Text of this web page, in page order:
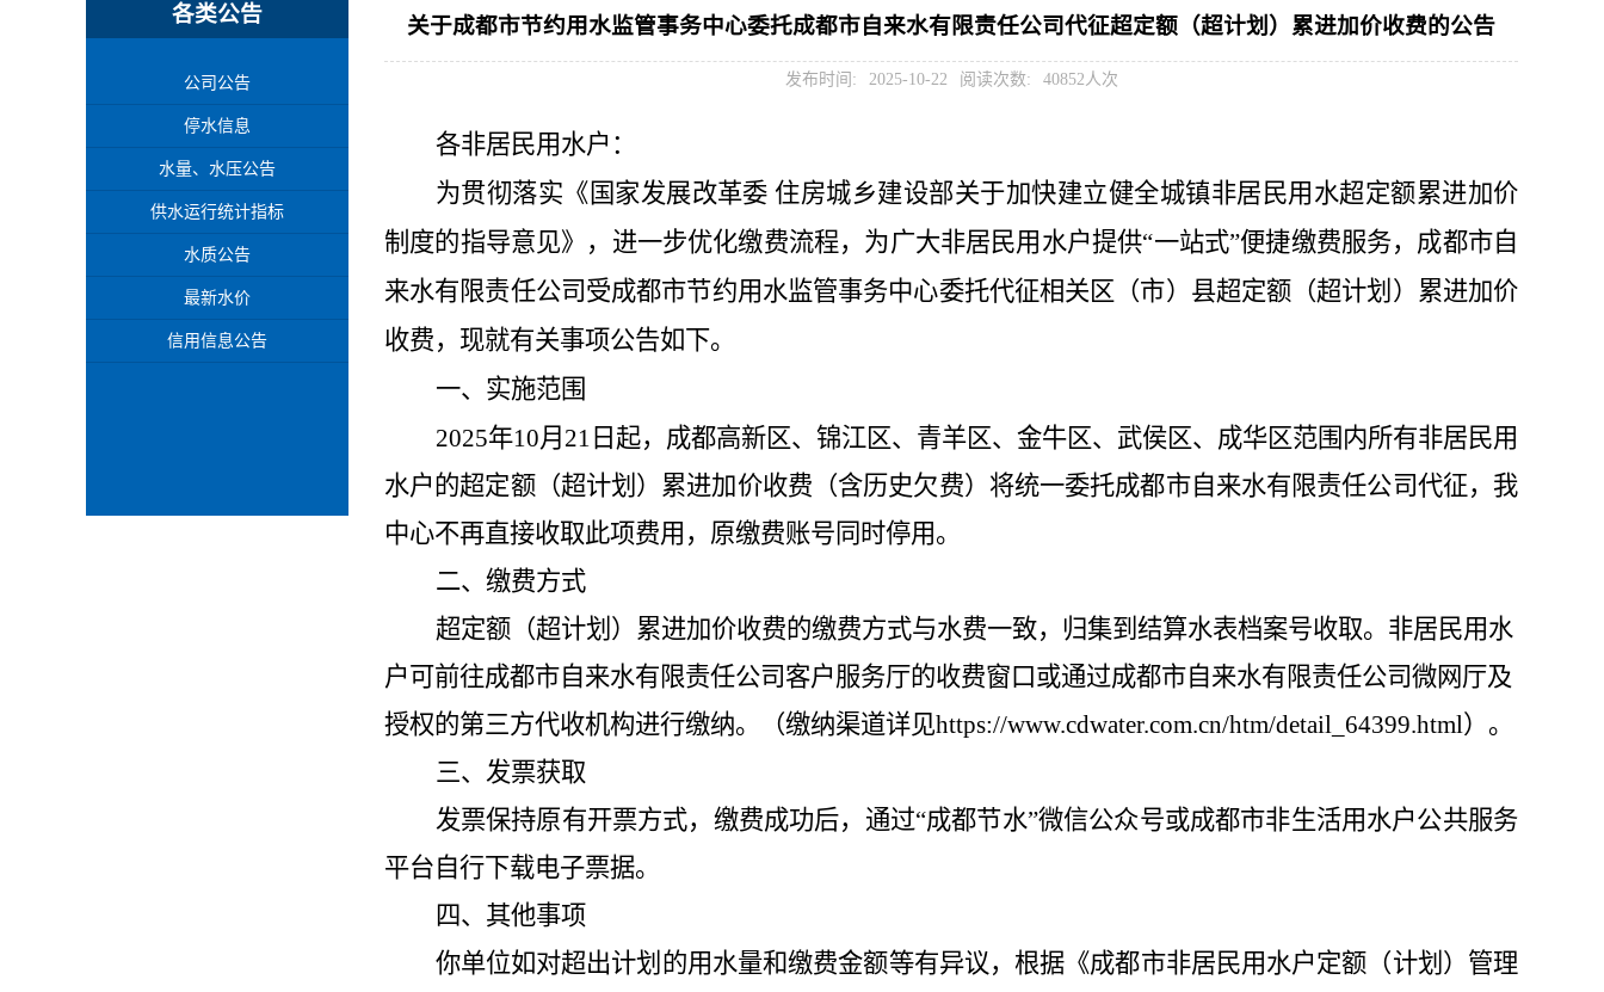
各类公告
公司公告
停水信息
水量、水压公告
供水运行统计指标
水质公告
最新水价
信用信息公告
关于成都市节约用水监管事务中心委托成都市自来水有限责任公司代征超定额（超计划）累进加价收费的公告
发布时间: 2025-10-22 阅读次数: 40852人次
各非居民用水户：
为贯彻落实《国家发展改革委 住房城乡建设部关于加快建立健全城镇非居民用水超定额累进加价
制度的指导意见》，进一步优化缴费流程，为广大非居民用水户提供“一站式”便捷缴费服务，成都市自
来水有限责任公司 受成都市节约用水监管事务中心委托代征相关区（市）县超定额（超计划）累进加价
收费，现就有关事项公告如下。
一、实施范围
2025年10月 21 日起，成都高新区、锦江区、青羊区、金牛区、武侯区、成华区范围内所有非居民用
水户的超定额（超计划）累进加价收费（含历史欠费）将统一委托成都市自来水有限责任公司代征，我
中心不再直接收取此项费用，原缴费账号同时停用。
二、缴费方式
超定额（超计划）累进加价收费的缴费方式与水费一致，归集到结算水表档案号收取。非居民用水
户可前往成都市自来水有限责任公司客户服务厅的收费窗口或通过成都市自来水有限责任公司微网厅及
授权的第三方代收机构进行缴纳。（缴纳渠道详见https://www.cdwater.com.cn/htm/detail_64399.html）。
三、发票获取
发票保持原有开票方式，缴费成功后，通过“成都节水”微信公众号或成都市非生活用水户公共服务
平台自行下载电子票据。
四、其他事项
你单位如对超出计划的用水量和缴费金额等有异议，根据《成都市非居民用水户定额（计划）管理